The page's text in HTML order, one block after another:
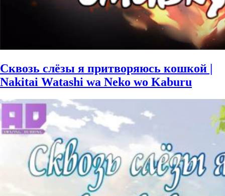
Сквозь слёзы я притворяюсь кошкой |
Nakitai Watashi wa Neko wo Kaburu